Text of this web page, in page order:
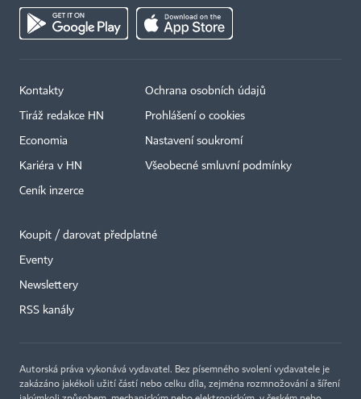
Kontakty
Tiráž redakce HN
Economia
Kariéra v HN
Ceník inzerce
Ochrana osobních údajů
Prohlášení o cookies
Nastavení soukromí
Všeobecné smluvní podmínky
Koupit / darovat předplatné
Eventy
Newslettery
RSS kanály
Autorská práva vykonává vydavatel. Bez písemného svolení vydavatele je
zakázáno jakékoli užití částí nebo celku díla, zejména rozmnožování a šíření